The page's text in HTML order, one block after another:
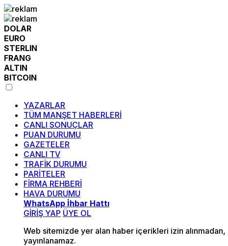
DOLAR
EURO
STERLIN
FRANG
ALTIN
BITCOIN
YAZARLAR
TÜM MANŞET HABERLERİ
CANLI SONUÇLAR
PUAN DURUMU
GAZETELER
CANLI TV
TRAFİK DURUMU
PARİTELER
FİRMA REHBERİ
HAVA DURUMU
WhatsApp İhbar Hattı
GİRİŞ YAP ÜYE OL
Web sitemizde yer alan haber içerikleri izin
yayınlanamaz.